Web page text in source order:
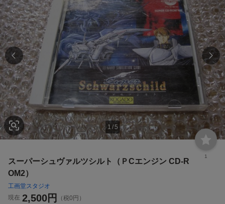
1 /5
1
スーパーシュヴァルツシルト（ＰCエンジン CD-R
OM2）
工画堂スタジオ
現在 2,500円 （税0円）